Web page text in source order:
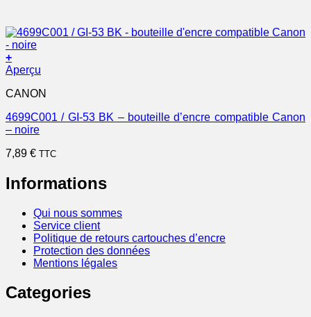
+
Aperçu
CANON
4699C001 / GI-53 BK – bouteille d’encre compatible Canon
– noire
7,89 € TTC
Informations
Qui nous sommes
Service client
Politique de retours cartouches d’encre
Protection des données
Mentions légales
Categories